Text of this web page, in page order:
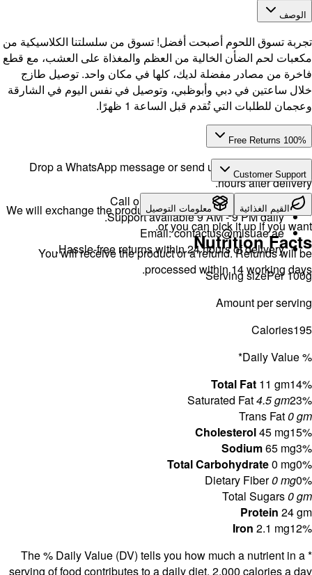
من
مع قطع
طازج
في الشارقة
Drop
We will
You
* The %
serving of